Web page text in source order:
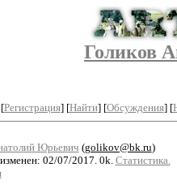
Голиков
[Регистрация] [Найти] [Обсуждения] [
Юрьевич (golikov@bk.ru)
02/07/2017. 0k. Статистика.